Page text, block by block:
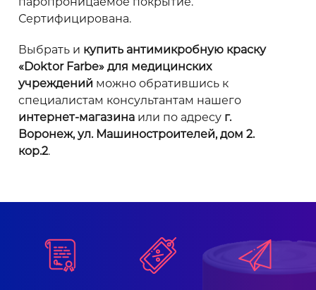
Сертифицирована.
Выбрать и купить антимикробную краску
«Doktor Farbe» для медицинских
учреждений можно обратившись к
специалистам консультантам нашего
интернет-магазинаили по адресу г.
Воронеж, ул. Машиностроителей, дом 2.
кор.2.